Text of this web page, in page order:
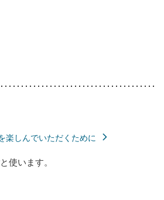
楽しんでいただくために
使います。